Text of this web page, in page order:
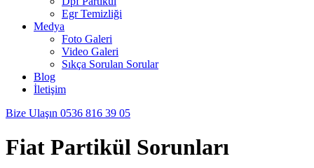
Egr Temizliği
Medya
Foto Galeri
Video Galeri
Sıkça Sorulan Sorular
Blog
İletişim
Bize Ulaşın 0536 816 39 05
Fiat Partikül Sorunları